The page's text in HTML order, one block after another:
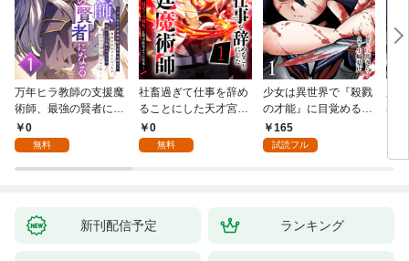
万年ヒラ教師の支援魔
術師、最強の賢者にな
る～不人気の支援魔術
師は給料泥棒だと魔術
が、出世した元教え子
0
無料
社畜過ぎて仕事を辞め
ることにした天才宮廷
魔術師～辺境の地でス
ローライフを夢見る
0
無料
少女は異世界で『殺戮
の才能』に目覚める
(話売り) #1
165
試読フル
者
新刊配信予定 ランキング